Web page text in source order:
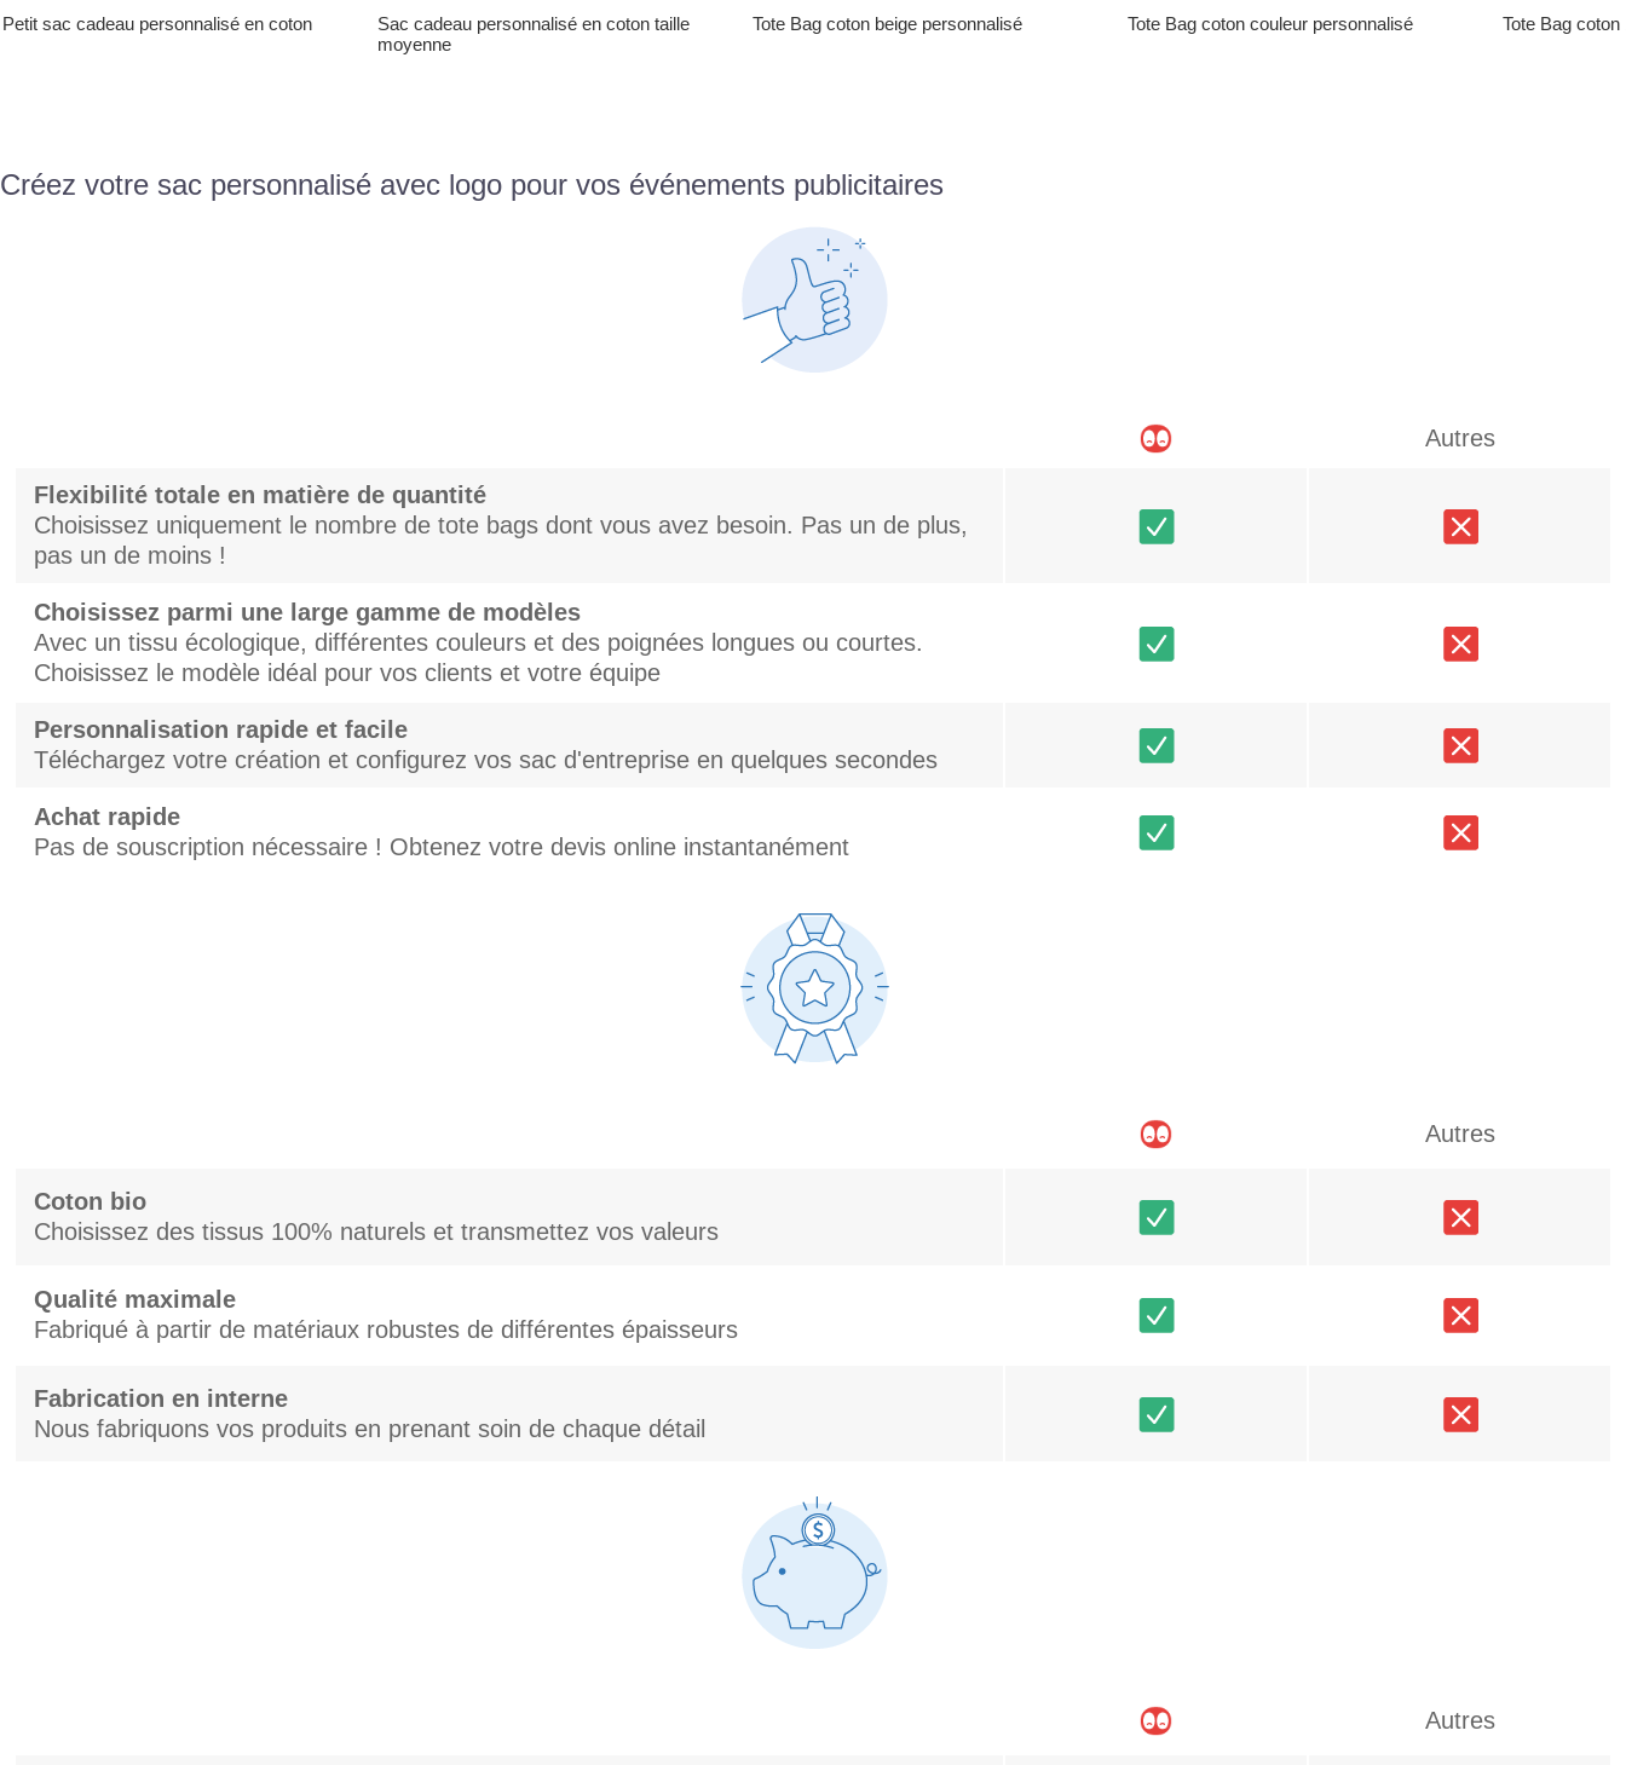
Petit sac cadeau personnalisé en coton
Sac cadeau personnalisé en coton taille
moyenne
Tote Bag coton beige personnalisé Tote Bag coton couleur personnalisé Tote Bag
Créez votre sac personnalisé avec logo pour vos événements publicitaires
Autres
Flexibilité totale en matière de quantité
Choisissez uniquement le nombre de tote bags dont vous avez besoin. Pas un de plus,
pas un de moins !
Choisissez parmi une large gamme de modèles
Avec un tissu écologique, différentes couleurs et des poignées longues ou courtes.
Choisissez le modèle idéal pour vos clients et votre équipe
Personnalisation rapide et facile
Téléchargez votre création et configurez vos sac d'entreprise en quelques secondes
Achat rapide
Pas de souscription nécessaire ! Obtenez votre devis online instantanément
Autres
Coton bio
Choisissez des tissus 100% naturels et transmettez vos valeurs
Qualité maximale
Fabriqué à partir de matériaux robustes de différentes épaisseurs
Fabrication en interne
Nous fabriquons vos produits en prenant soin de chaque détail
Autres